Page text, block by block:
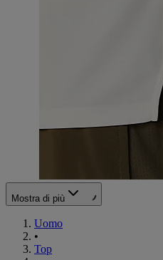
Mostra di più
Uomo
•
Top